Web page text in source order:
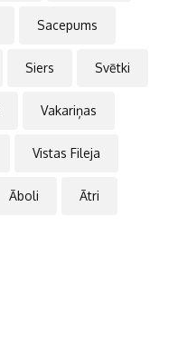
Sacepums
Siers Svētki
Vakariņas
Vistas Fileja
Āboli Ātri